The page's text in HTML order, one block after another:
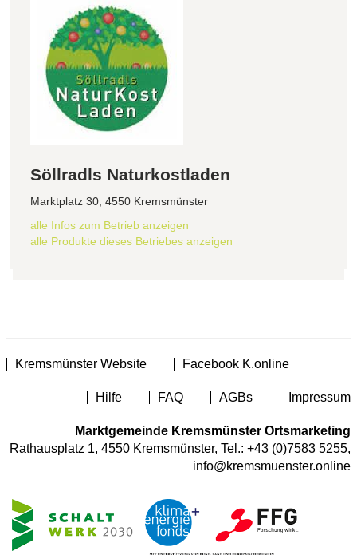
Söllradls Naturkostladen
Marktplatz 30, 4550 Kremsmünster
alle Infos zum Betrieb anzeigen
alle Produkte dieses Betriebes anzeigen
Kremsmünster Website Facebook K.online
Hilfe FAQ AGBs Impressum
Marktgemeinde Kremsmünster Ortsmarketing
Rathausplatz 1, 4550 Kremsmünster, Tel.: +43 (0)7583 5255,
info@kremsmuenster.online